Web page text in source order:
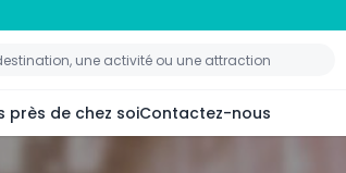
près de chez soiContactez-nous